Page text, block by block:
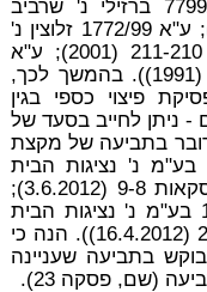
ים ברכוש המשותף (ע"א 7799/01 ברזילי נ' שרביב
בע"מ, פ"ד נו(5) 725, 729 (4.8.2002); ע"א 1772/99 זלוצין נ'
דיור לעולה בע"מ, פ"ד נה(4) 203, 211-210 (2001); ע"א
559/87 חשאי נ' רונן, פ"ד מו(1) 229 (1991)). בהמשך לכך,
פיצוי כספי בגין
- ניתן לחייב בסעד של
בתביעה של מקצת
בלגד נכסים בע"מ נ' נציגות הבית
המשותף ברחוב נורית 19א' חיפה, פסקאות 9-8 (3.6.2012);
ע"א 4720/10 אקרילית השקעות 1997 בע"מ נ' נציגות הבית
המשותף רח' נורית 19, פסקאות 22-18 (16.4.2012)). הנה כי
בתביעה שעניינה
(שם, פסקה 23).